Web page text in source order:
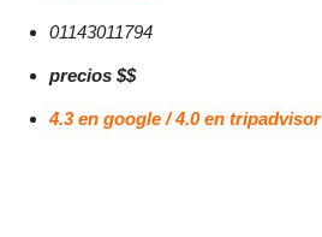
01143011794
precios $$
4.3 en google / 4.0 en tripadvisor